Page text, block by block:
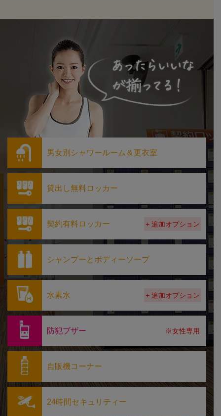
男女別シャワールーム＆更衣室
貸出し無料ロッカー
契約有料ロッカー + 追加オプション
シャンプーとボディーソープ
水素水 + 追加オプション
防犯ブザー ※女性専用
自販機コーナー
24時間セキュリティー